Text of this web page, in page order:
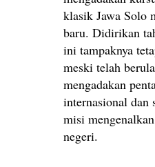
klasik Jawa Solo
baru. Didirikan
ini tampaknya
meski telah
mengadakan
internasional dan
misi
negeri.